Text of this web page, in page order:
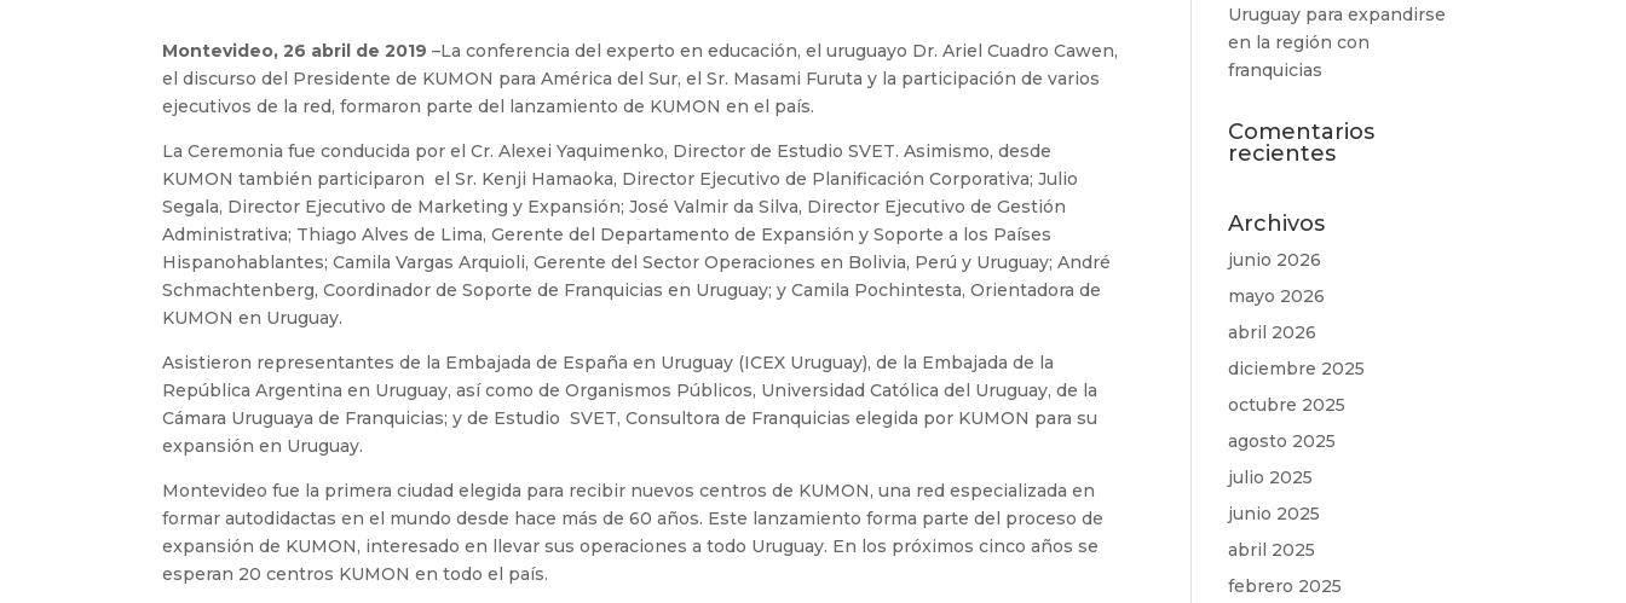
Montevideo, 26 abril de 2019 –La conferencia del experto en educación, el uruguayo Dr. Ariel Cuadro Cawen,
el discurso del Presidente de KUMON para América del Sur, el Sr. Masami Furuta y la participación de varios
ejecutivos de la red, formaron parte del lanzamiento de KUMON en el país.
La Ceremonia fue conducida por el Cr. Alexei Yaquimenko, Director de Estudio SVET. Asimismo, desde
KUMON también participaron el Sr. Kenji Hamaoka, Director Ejecutivo de Planificación Corporativa; Julio
Segala, Director Ejecutivo de Marketing y Expansión; José Valmir da Silva, Director Ejecutivo de Gestión
Administrativa; Thiago Alves de Lima, Gerente del Departamento de Expansión y Soporte a los Países
Hispanohablantes; Camila Vargas Arquioli, Gerente del Sector Operaciones en Bolivia, Perú y Uruguay; André
Schmachtenberg, Coordinador de Soporte de Franquicias en Uruguay; y Camila Pochintesta, Orientadora de
KUMON en Uruguay.
Asistieron representantes de la Embajada de España en Uruguay (ICEX Uruguay), de la Embajada de la
República Argentina en Uruguay, así como de Organismos Públicos, Universidad Católica del Uruguay, de la
Cámara Uruguaya de Franquicias; y de Estudio SVET, Consultora de Franquicias elegida por KUMON para su
expansión en Uruguay.
Montevideo fue la primera ciudad elegida para recibir nuevos centros de KUMON, una red especializada en
formar autodidactas en el mundo desde hace más de 60 años. Este lanzamiento forma parte del proceso de
expansión de KUMON, interesado en llevar sus operaciones a todo Uruguay. En los próximos cinco años se
esperan 20 centros KUMON en todo el país.
Uruguay para expandirse
en la región con
franquicias
Comentarios
recientes
Archivos
junio 2026
mayo 2026
abril 2026
diciembre 2025
octubre 2025
agosto 2025
julio 2025
junio 2025
abril 2025
febrero 2025